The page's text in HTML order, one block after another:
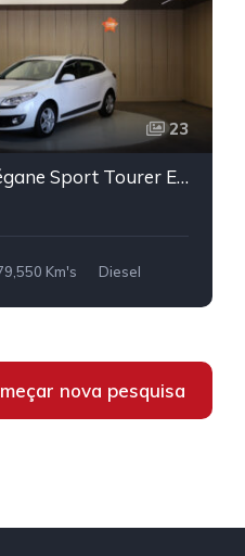
23
Renault Mégane Sport Tourer ENERGY dCi 110 Start & Stopp Expression
Km's Diesel
nova pesquisa